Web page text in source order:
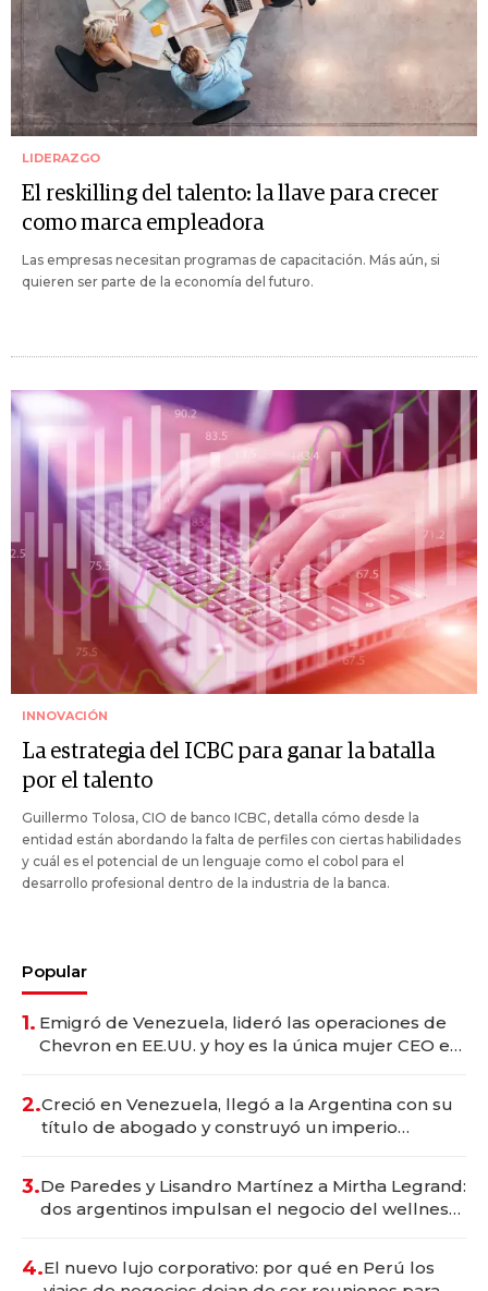
LIDERAZGO
El reskilling del talento: la llave para crecer
como marca empleadora
Las empresas necesitan programas de capacitación. Más aún, si
quieren ser parte de la economía del futuro.
INNOVACIÓN
La estrategia del ICBC para ganar la batalla
por el talento
Guillermo Tolosa, CIO de banco ICBC, detalla cómo desde la
entidad están abordando la falta de perfiles con ciertas habilidades
y cuál es el potencial de un lenguaje como el cobol para el
desarrollo profesional dentro de la industria de la banca.
Popular
1. Emigró de Venezuela, lideró las operaciones de
Chevron en EE.UU. y hoy es la única mujer CEO en
2.Creció en Venezuela, llegó a la Argentina con su
título de abogado y construyó un imperio
3.De Paredes y Lisandro Martínez a Mirtha Legrand:
dos argentinos impulsan el negocio del wellness
4.El nuevo lujo corporativo: por qué en Perú los